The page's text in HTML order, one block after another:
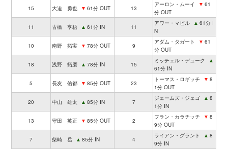
15 大迫 勇也 ▼ 61分 OUT 13
アーロン・ムーイ ▼ 61
分 OUT
11 古橋 亨梧 ▲ 61分 IN 11
アワー・マビル ▲ 61分 I
N
10 南野 拓実 ▼ 78分 OUT 9
アダム・タガート ▼ 61
分 OUT
18 浅野 拓磨 ▲ 78分 IN 15
ミッチェル・デューク
▲
61分 IN
5 長友 佑都 ▼ 85分 OUT 23
トーマス・ロギッチ ▼ 8
1分 OUT
20 中山 雄太 ▲ 85分 IN 7
ジェームズ・ジェゴ ▲ 8
1分 IN
13 守田 英正 ▼ 85分 OUT 2
フラン・カラチッチ ▼ 8
9分 OUT
7 柴崎 岳 ▲ 85分 IN 4
ライアン・グラント ▲ 8
9分 IN